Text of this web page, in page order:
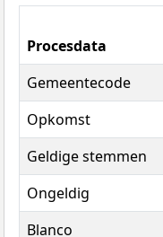
Procesdata
Gemeentecode
Opkomst
Geldige stemmen
Ongeldig
Blanco